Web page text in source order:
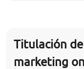
Titulación
marketing